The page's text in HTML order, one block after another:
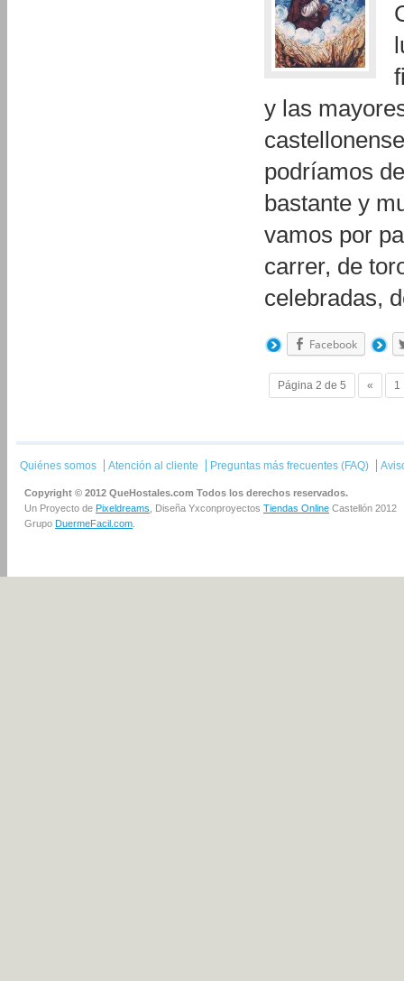
y las
podríamos
bastante y
vamos por
carrer, de
celebradas,
Facebook
Página 2 de 5 « 1
Quiénes somos Atención al cliente Preguntas más frecuentes (FAQ)
Copyright © 2012 QueHostales.com Todos los derechos reservados.
Un Proyecto de Pixeldreams , Diseña Yxconproyectos Tiendas Online Castellón 2012
Grupo DuermeFacil.com